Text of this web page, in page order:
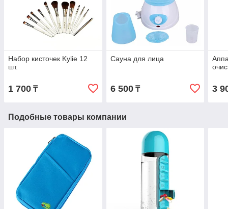
Набор кисточек Kylie 12
шт.
1 700 ₸
Сауна для лица
6 500₸ 3
Подобные товары компании